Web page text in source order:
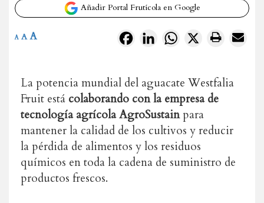
Añadir Portal Frutícola en Google
FacebookLinkedInWhatsApp
X
A A A
La potencia mundial del aguacate Westfalia
Fruit está colaborando con la empresa de
tecnología agrícola AgroSustainpara
mantener la calidad de los cultivos y reducir
la pérdida de alimentos y los residuos
químicos en toda la cadena de suministro de
productos frescos.